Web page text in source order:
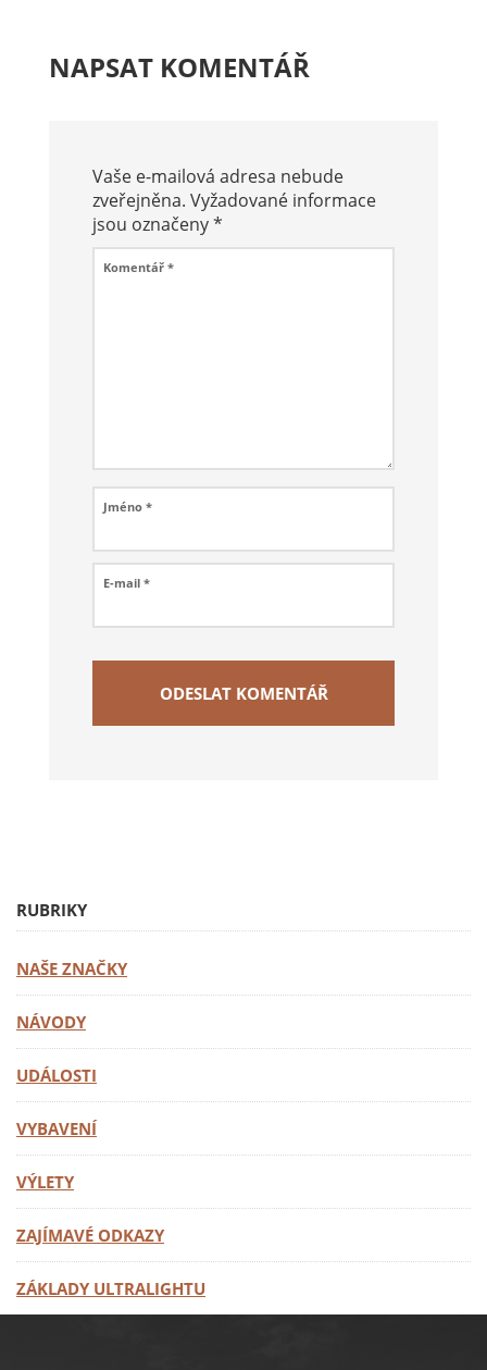
NAPSAT KOMENTÁŘ
Vaše e-mailová adresa nebude
zveřejněna. Vyžadované informace
jsou označeny*
Komentář *
Jméno *
E-mail *
RUBRIKY
NAŠE ZNAČKY
NÁVODY
UDÁLOSTI
VYBAVENÍ
VÝLETY
ZAJÍMAVÉ ODKAZY
ZÁKLADY ULTRALIGHTU